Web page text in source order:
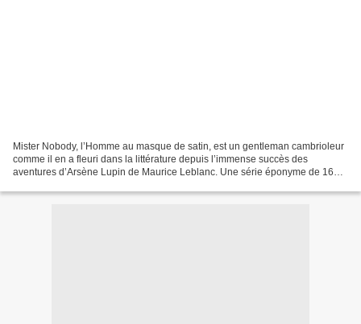
Mister Nobody, l’Homme au masque de satin, est un gentleman cambrioleur
comme il en a fleuri dans la littérature depuis l’immense succès des
aventures d’Arsène Lupin de Maurice Leblanc. Une série éponyme de 16